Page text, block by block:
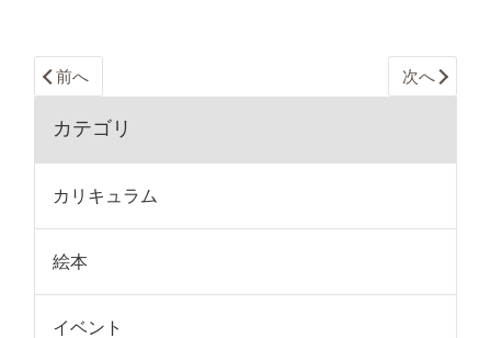
前へ 次へ
カテゴリ
カリキュラム
絵本
イベント